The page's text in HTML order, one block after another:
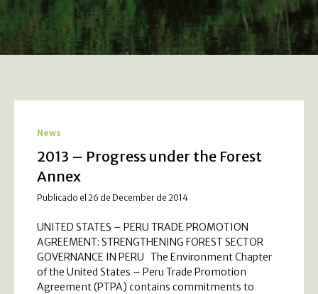
News
2013 – Progress under the Forest
Annex
Publicado el 26 de December de 2014
UNITED STATES – PERU TRADE PROMOTION
AGREEMENT: STRENGTHENING FOREST SECTOR
GOVERNANCE IN PERU The Environment Chapter
of the United States – Peru Trade Promotion
Agreement (PTPA) contains commitments to